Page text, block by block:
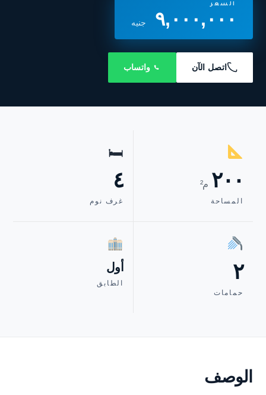
السعر
٩,٠٠٠,٠٠٠ جنيه
اتصل الآن واتساب
٢٠٠ م²
المساحة
🛏
٤
غرف نوم
٢
حمامات
أول
الطابق
الوصف